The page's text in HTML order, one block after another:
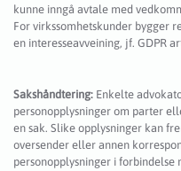
kunne inngå avtale med
For virkssomhetskunder bygger
en interesseavveining, jf. GDPR
Sakshåndtering: Enkelte
personopplysninger om parter
en sak. Slike opplysninger kan
oversender eller annen
personopplysninger i